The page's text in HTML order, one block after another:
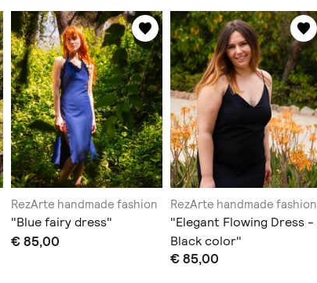
RezArte handmade fashion
"Blue fairy dress"
€ 85,00
RezArte handmade fashion
"Elegant Flowing Dress -
Black color"
€ 85,00